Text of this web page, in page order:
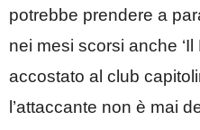
potrebbe prendere a
nei mesi scorsi anche
accostato al club
l’attaccante non è mai